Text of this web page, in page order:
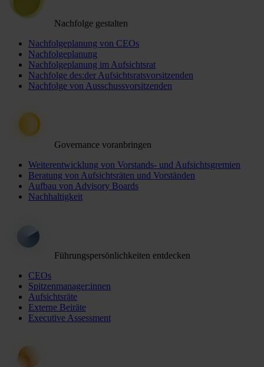
Nachfolge gestalten
Nachfolgeplanung von CEOs
Nachfolgeplanung
Nachfolgeplanung im Aufsichtsrat
Nachfolge des:der Aufsichtsratsvorsitzenden
Nachfolge von Ausschussvorsitzenden
Governance voranbringen
Weiterentwicklung von Vorstands- und Aufsichtsgremien
Beratung von Aufsichtsräten und Vorständen
Aufbau von Advisory Boards
Nachhaltigkeit
Führungspersönlichkeiten entdecken
CEOs
Spitzenmanager:innen
Aufsichtsräte
Externe Beiräte
Executive Assessment